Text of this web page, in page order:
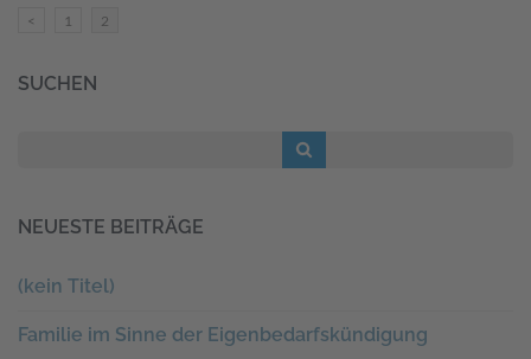
Seitennummerierung
Beiträge
< Seite
1 Seite
2
SUCHEN
NEUESTE BEITRÄGE
(kein Titel)
Familie im Sinne der Eigenbedarfskündigung